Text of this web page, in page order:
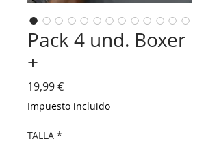
Pack 4 und. Boxer
+
19,99 €Precio
Impuesto incluido
TALLA *